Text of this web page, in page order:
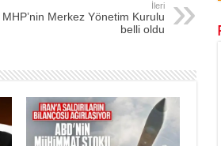
İleri
MHP’nin Merkez Yönetim Kurulu
belli oldu